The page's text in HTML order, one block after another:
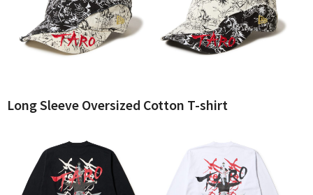
Long Sleeve Oversized Cotton T-shirt